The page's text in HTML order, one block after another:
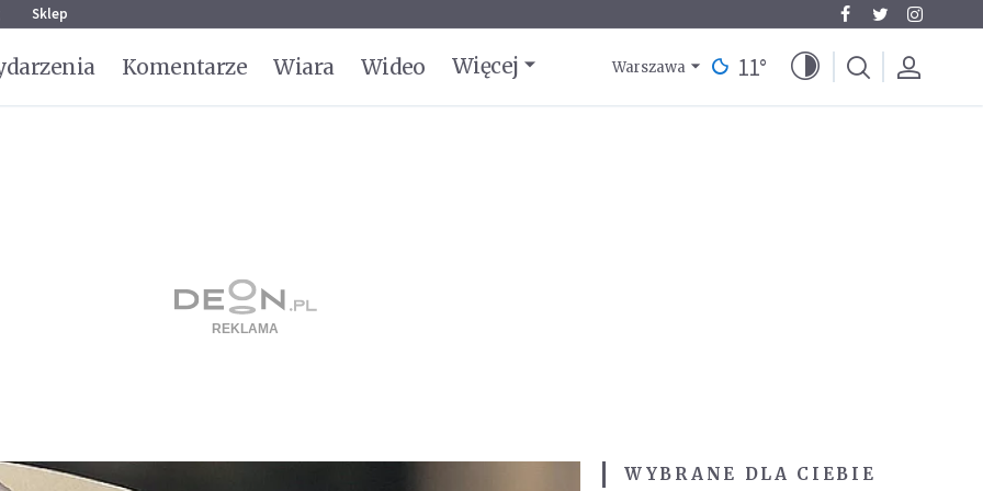
Sklep
Komentarze Wiara Wideo Więcej Warszawa 11°
WYBRANE DLA CIEBIE